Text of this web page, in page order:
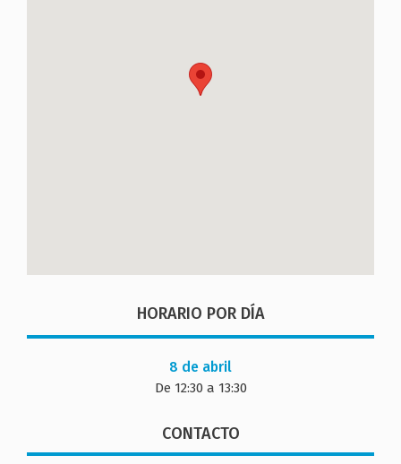
HORARIO POR DÍA
8 de abril
De 12:30 a 13:30
CONTACTO